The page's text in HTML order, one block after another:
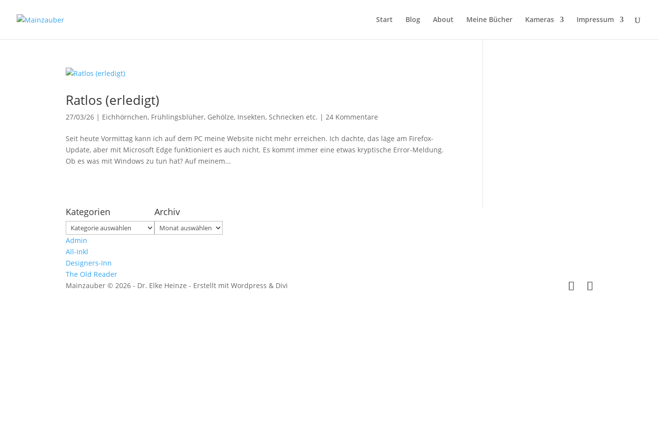
Start Blog About Meine Bücher Kameras Impressum
Ratlos (erledigt)
27/03/26 | Eichhörnchen, Frühlingsblüher, Gehölze, Insekten,Schnecken etc. |24 Kommentare
Seit heute Vormittag kann ich auf dem PC meine Website nicht mehr erreichen. Ich dachte, das läge am Firefox-
Update, aber mit Microsoft Edge funktioniert es auch nicht. Es kommt immer eine etwas kryptische Error-Meldung.
Ob es was mit Windows zu tun hat? Auf meinem...
Kategorien
Kategorien
Archiv
Archiv
Admin
All-Inkl
Designers-Inn
The Old Reader
Mainzauber © 2026 - Dr. Elke Heinze - Erstellt mit Wordpress & Divi